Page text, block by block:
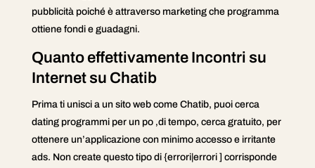
pubblicità poiché è attraverso marketing che programma
ottiene fondi e guadagni.
Quanto effettivamente Incontri su
Internet su Chatib
Prima ti unisci a un sito web come Chatib, puoi cerca
dating programmi per un po ‚di tempo, cerca gratuito, per
ottenere un’applicazione con minimo accesso e irritante
ads. Non create questo tipo di {errori|errori ] corrisponde